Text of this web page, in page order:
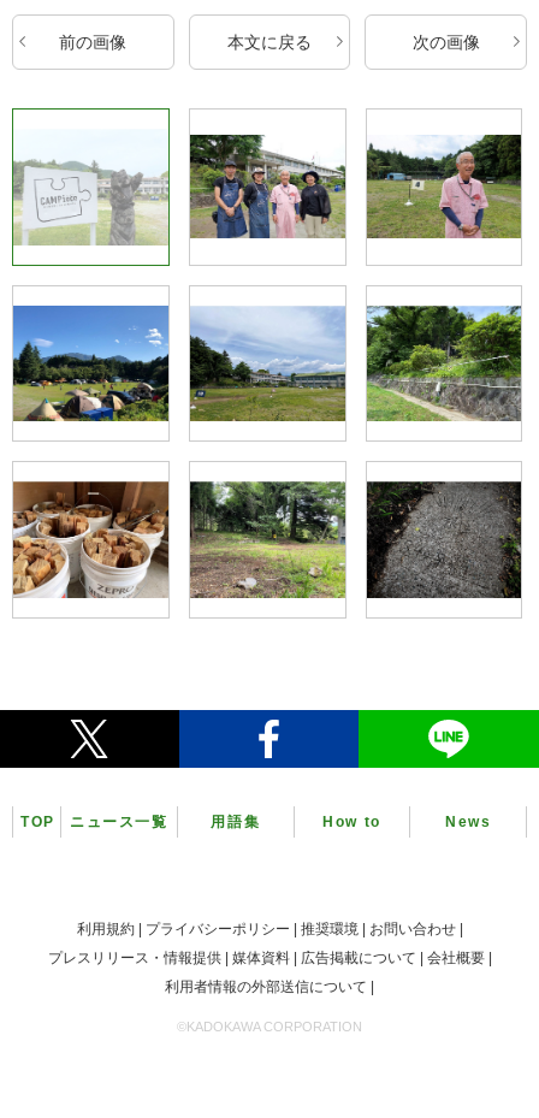
前の画像 本文に戻る 次の画像
TOP ニュース一覧 用語集 How to News
利用規約 プライバシーポリシー 推奨環境
お問い合わせ
プレスリリース・情報提供
媒体資料 広告掲載について
会社概要
利用者情報の外部送信について
©KADOKAWA CORPORATION